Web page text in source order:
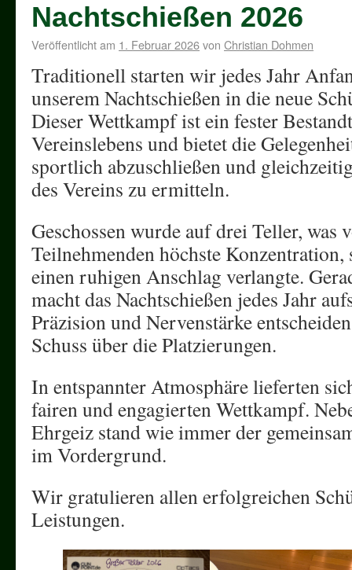
Nachtschießen 2026
Veröffentlicht am 1. Februar 2026von Christian Dohmen
Traditionell starten wir jedes Jahr
unserem Nachtschießen in die neue
Dieser Wettkampf ist ein fester
Vereinslebens und bietet die
sportlich abzuschließen und
des Vereins zu ermitteln.
Geschossen wurde auf drei Teller, was
Teilnehmenden höchste Konzentration,
einen ruhigen Anschlag verlangte.
macht das Nachtschießen jedes Jahr
Präzision und Nervenstärke
Schuss über die Platzierungen.
In entspannter Atmosphäre lieferten
fairen und engagierten Wettkampf.
Ehrgeiz stand wie immer der
im Vordergrund.
Wir gratulieren allen erfolgreichen
Leistungen.